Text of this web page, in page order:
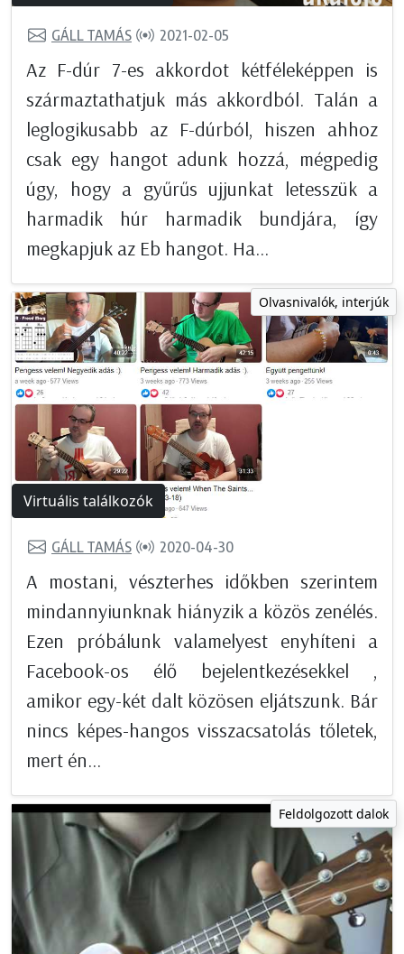
GÁLL TAMÁS 2021-02-05
Az F-dúr 7-es akkordot kétféleképpen is
származtathatjuk más akkordból. Talán a
leglogikusabb az F-dúrból, hiszen ahhoz
csak egy hangot adunk hozzá, mégpedig
úgy, hogy a gyűrűs ujjunkat letesszük a
harmadik húr harmadik bundjára, így
megkapjuk az Eb hangot. Ha...
Olvasnivalók, interjúk
Virtuális találkozók
GÁLL TAMÁS 2020-04-30
A mostani, vészterhes időkben szerintem
mindannyiunknak hiányzik a közös zenélés.
Ezen próbálunk valamelyest enyhíteni a
Facebook-os élő bejelentkezésekkel ,
amikor egy-két dalt közösen eljátszunk. Bár
nincs képes-hangos visszacsatolás tőletek,
mert én...
Feldolgozott dalok